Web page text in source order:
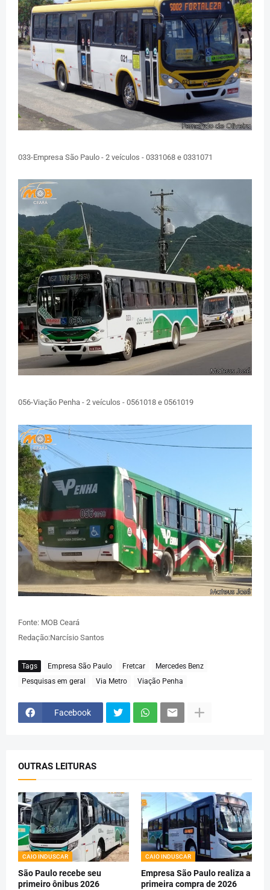
033-Empresa São Paulo - 2 veículos - 0331068 e 0331071
056-Viação Penha - 2 veículos - 0561018 e 0561019
Fonte: MOB Ceará
Redação:Narcísio Santos
Tags Empresa São Paulo Fretcar
Mercedes Benz
Pesquisas em geral
Via Metro Viação Penha
Facebook
OUTRAS LEITURAS
CAIO INDUSCAR
São Paulo recebe seu
primeiro ônibus 2026
CAIO INDUSCAR
Empresa São Paulo realiza a
primeira compra de 2026